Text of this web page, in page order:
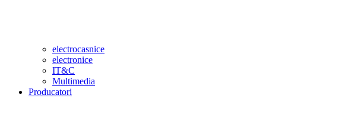
electrocasnice
electronice
IT&C
Multimedia
Producatori